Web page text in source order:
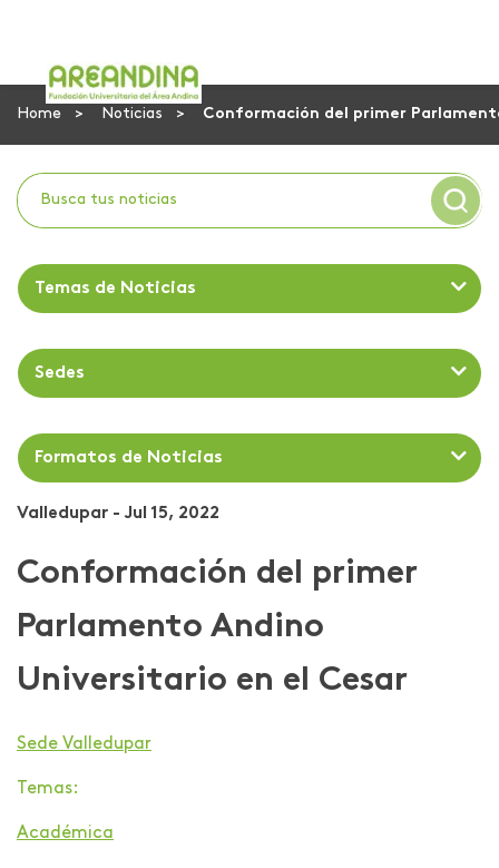
Home Noticias Conformación del primer
Temas de Noticias
Sedes
Formatos de Noticias
Valledupar - Jul 15, 2022
Conformación del primer
Parlamento Andino
Universitario en el Cesar
Sede Valledupar
Temas:
Académica